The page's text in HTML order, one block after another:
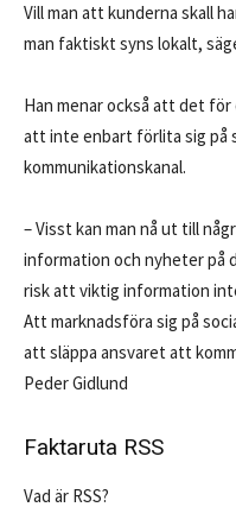
Vill man att kunderna skall
man faktiskt syns lokalt,
Han menar också att det
att inte enbart förlita sig på
kommunikationskanal.
– Visst kan man nå ut till
information och nyheter på
risk att viktig information
Att marknadsföra sig på
att släppa ansvaret att
Peder Gidlund
Faktaruta RSS
Vad är RSS?